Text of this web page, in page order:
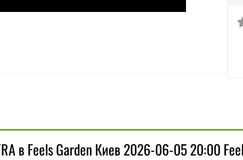
в Feels Garden Киев 2026-06-05 20:00